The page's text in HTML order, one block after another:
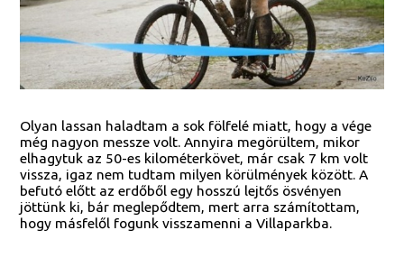
Olyan lassan haladtam a sok fölfelé miatt, hogy a vége
még nagyon messze volt. Annyira megörültem, mikor
elhagytuk az 50-es kilométerkövet, már csak 7 km volt
vissza, igaz nem tudtam milyen körülmények között. A
befutó előtt az erdőből egy hosszú lejtős ösvényen
jöttünk ki, bár meglepődtem, mert arra számítottam,
hogy másfelől fogunk visszamenni a Villaparkba.